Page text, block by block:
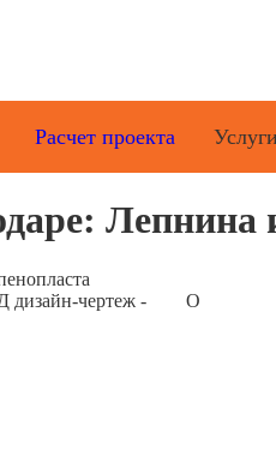
Расчет проекта Услуги
Лепнина
дизайн-чертеж -
О